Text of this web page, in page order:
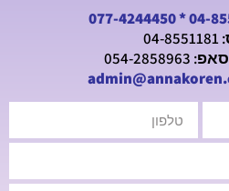
04-
*
077-4244450
2858963